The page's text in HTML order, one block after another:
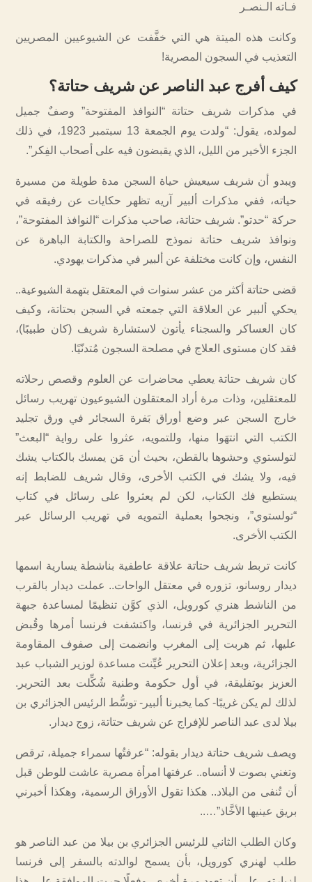
فـاته الـنصـر
وكانت هذه الميتة هي التي خفَّفت عن الشيوعيين المصريين
التعذيب في السجون المصرية!
كيف أفرج عبد الناصر عن شريف حتاتة؟
في مذكرات شريف حتاتة “النوافذ المفتوحة” وصفٌ جميل
لمولده، يقول: “ولدت يوم الجمعة 13 سبتمبر 1923، في ذلك
الجزء الأخير من الليل، الذي يقبضون فيه على أصحاب الفِكر”.
ويبدو أن شريف سيعيش حياة السجن مدة طويلة من مسيرة
حياته، ففي مذكرات ألبير آريه تظهر حكايات عن رفيقه في
حركة “حدتو”. شريف حتاتة، صاحب مذكرات “النوافذ المفتوحة”،
ونوافذ شريف حتاتة نموذج للصراحة والكتابة الباهرة عن
النفس، وإن كانت مختلفة عن ألبير في مذكرات يهودي.
قضى حتاتة أكثر من عشر سنوات في المعتقل بتهمة الشيوعية..
يحكي ألبير عن العلاقة التي جمعته في السجن بحتاتة، وكيف
كان العساكر والسجناء يأتون لاستشارة شريف (كان طبيبًا)،
فقد كان مستوى العلاج في مصلحة السجون مُتدنّيًا.
كان شريف حتاتة يعطي محاضرات عن العلوم وقصص رحلاته
للمعتقلين، وذات مرة أراد المعتقلون الشيوعيون تهريب رسائل
خارج السجن عبر وضع أوراق بَفرة السجائر في ورق تجليد
الكتب التي انتهَوا منها، وللتمويه، عثروا على رواية “البعث”
لتولستوي وحشوها بالقطن، بحيث أن مَن يمسك بالكتاب يشك
فيه، ولا يشك في الكتب الأخرى، وقال شريف للضابط إنه
يستطيع فك الكتاب، لكن لم يعثروا على رسائل في كتاب
“تولستوي”، ونجحوا بعملية التمويه في تهريب الرسائل عبر
الكتب الأخرى.
كانت تربط شريف حتاتة علاقة عاطفية بناشطة يسارية اسمها
ديدار روسانو، تزوره في معتقل الواحات.. عملت ديدار بالقرب
من الناشط هنري كورويل، الذي كوَّن تنظيمًا لمساعدة جبهة
التحرير الجزائرية في فرنسا، واكتشفت فرنسا أمرها وقُبض
عليها، ثم هربت إلى المغرب وانضمت إلى صفوف المقاومة
الجزائرية، وبعد إعلان التحرير عُيِّنت مساعدة لوزير الشباب عبد
العزيز بوتفليقة، في أول حكومة وطنية شُكِّلت بعد التحرير.
لذلك لم يكن غريبًا- كما يخبرنا ألبير- توسُّط الرئيس الجزائري بن
بيلا لدى عبد الناصر للإفراج عن شريف حتاتة، زوج ديدار.
ويصف شريف حتاتة ديدار بقوله: “عرفتُها سمراء جميلة، ترقص
وتغني بصوت لا أنساه.. عرفتها امرأة مصرية عاشت للوطن قبل
أن تُنفى من البلاد.. هكذا تقول الأوراق الرسمية، وهكذا أخبرني
بريق عينيها الأخَّاذ”…..
وكان الطلب الثاني للرئيس الجزائري بن بيلا من عبد الناصر هو
طلب لهنري كورويل، بأن يسمح لوالدته بالسفر إلى فرنسا